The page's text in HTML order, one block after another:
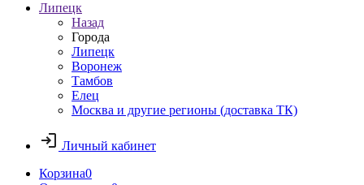
Липецк
Назад
Города
Липецк
Воронеж
Тамбов
Елец
Москва и другие регионы (доставка ТК)
Личный кабинет
Корзина0